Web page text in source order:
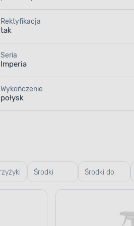
Rektyfikacja
tak
Seria
Imperia
Wykończenie
połysk
Środki
czyszczące
Środki do